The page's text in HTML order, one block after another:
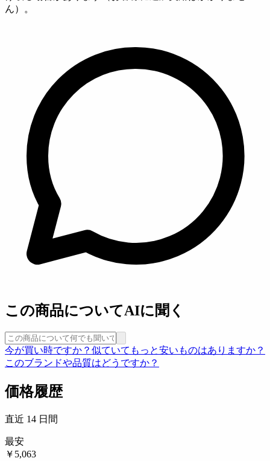
ん）。
この商品についてAIに聞く
今が買い時ですか？ 似ていてもっと安いものはありますか？
このブランドや品質はどうですか？
価格履歴
直近 14 日間
最安
￥5,063